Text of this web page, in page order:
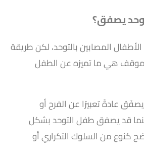
يصفق؟
المصابين بالتوحد، لكن طريقة
هي ما تميزه عن الطفل
عادةً تعبيرًا عن الفرح أو
قد يصفق طفل التوحد بشكل
كنوع من السلوك التكراري أو